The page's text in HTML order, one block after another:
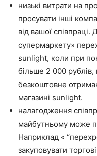
низькі витрати на
просувати інші
від вашої
супермаркету»
sunlight, коли при
більше 2 000
безкоштовне
магазині sunlight.
налагодження
майбутньому може
Наприклад «
закуповувати